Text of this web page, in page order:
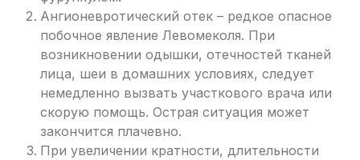
Ангионевротический отек – редкое опасное
побочное явление Левомеколя. При
возникновении одышки, отечностей тканей
лица, шеи в домашних условиях, следует
немедленно вызвать участкового врача или
скорую помощь. Острая ситуация может
закончится плачевно.
При увеличении кратности, длительности